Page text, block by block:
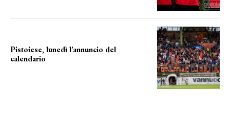
Pistoiese, lunedì l’annuncio del
calendario